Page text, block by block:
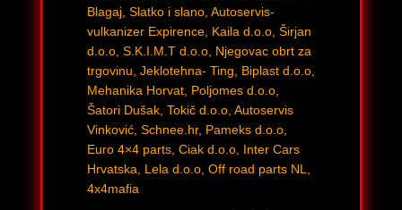
Blagaj, Slatko i slano, Autoservis-
vulkanizer Expirence, Kaila d.o.o, Širjan
d.o.o, S.K.I.M.T d.o.o, Njegovac obrt za
trgovinu, Jeklotehna- Ting, Biplast d.o.o,
Mehanika Horvat, Poljomes d.o.o,
Šatori Dušak, Tokič d.o.o, Autoservis
Vinković, Schnee.hr, Pameks d.o.o,
Euro 4×4 parts, Ciak d.o.o, Inter Cars
Hrvatska, Lela d.o.o, Off road parts NL,
4x4mafia